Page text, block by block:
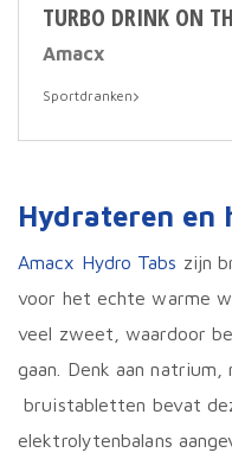
TURBO DRINK ON
Amacx
Sportdranken
Hydrateren en
Amacx Hydro Tabs zijn
voor het echte warme
veel zweet, waardoor
gaan. Denk aan
bruistabletten bevat
elektrolytenbalans